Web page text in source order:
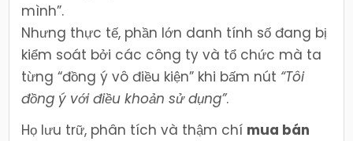
mình”.
Nhưng thực tế, phần lớn danh tính số đang bị
kiểm soát bởi các công ty và tổ chức mà ta
từng “đồng ý vô điều kiện” khi bấm nút “Tôi
đồng ý với điều khoản sử dụng”.
Họ lưu trữ, phân tích và thậm chí mua bán